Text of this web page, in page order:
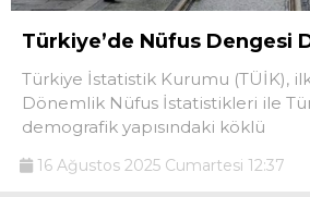
Türkiye’de Nüfus Dengesi
Türkiye İstatistik Kurumu (TÜİK), ilk
Dönemlik Nüfus İstatistikleri ile
demografik yapısındaki köklü
16 Ağustos 2025 Cumartesi 12:37